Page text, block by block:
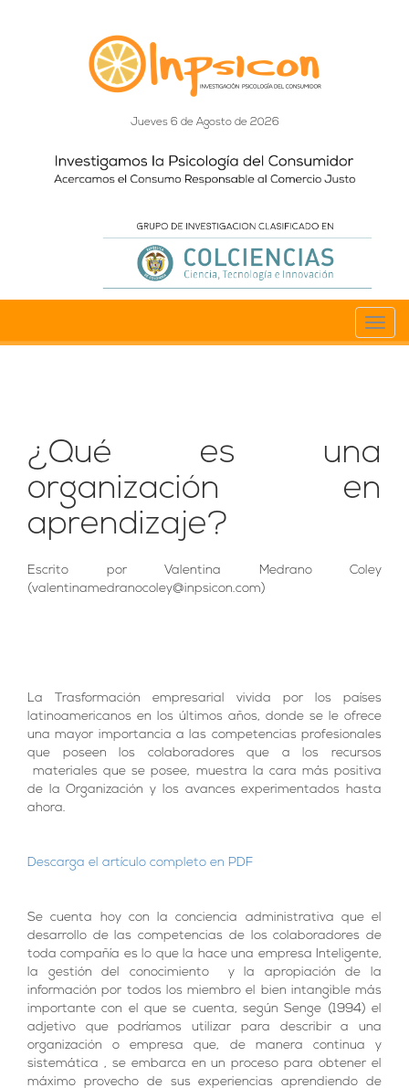
Jueves 6 de Agosto de 2026
¿Qué es una
organización en
aprendizaje?
Escrito por Valentina Medrano Coley
(valentinamedranocoley@inpsicon.com)
La Trasformación empresarial vivida por los países
latinoamericanos en los últimos años, donde se le ofrece
una mayor importancia a las competencias profesionales
que poseen los colaboradores que a los recursos
materiales que se posee, muestra la cara más positiva
de la Organización y los avances experimentados hasta
ahora.
Descarga el artículo completo en PDF
Se cuenta hoy con la conciencia administrativa que el
desarrollo de las competencias de los colaboradores de
toda compañía es lo que la hace una empresa Inteligente,
la gestión del conocimiento y la apropiación de la
información por todos los miembro el bien intangible más
importante con el que se cuenta, según Senge (1994) el
adjetivo que podríamos utilizar para describir a una
organización o empresa que, de manera continua y
sistemática , se embarca en un proceso para obtener el
máximo provecho de sus experiencias aprendiendo de